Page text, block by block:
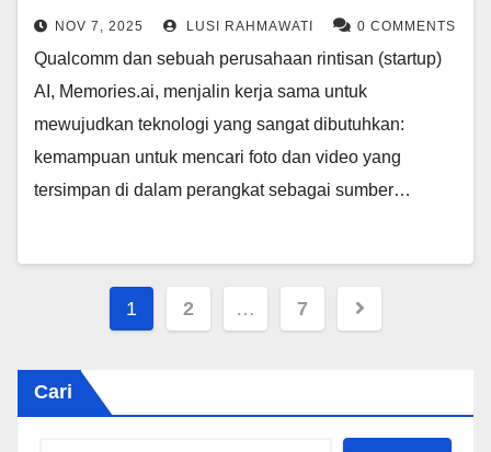
NOV 7, 2025 LUSI RAHMAWATI 0 COMMENTS
Qualcomm dan sebuah perusahaan rintisan (startup)
AI, Memories.ai, menjalin kerja sama untuk
mewujudkan teknologi yang sangat dibutuhkan:
kemampuan untuk mencari foto dan video yang
tersimpan di dalam perangkat sebagai sumber…
Paginasi
1 2 … 7
Cari